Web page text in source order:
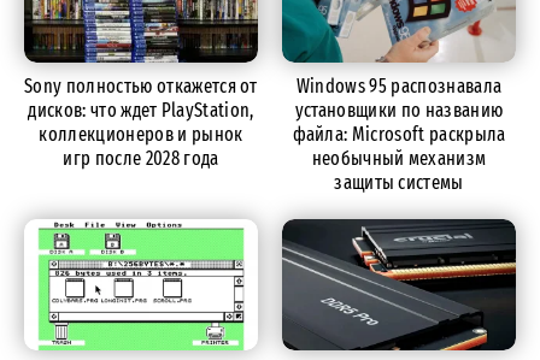
Sony полностью откажется от
дисков: что ждет PlayStation,
коллекционеров и рынок
игр после 2028 года
Windows 95 распознавала
установщики по названию
файла: Microsoft раскрыла
необычный механизм
защиты системы